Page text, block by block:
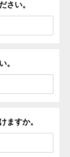
さい。
。
ますか。